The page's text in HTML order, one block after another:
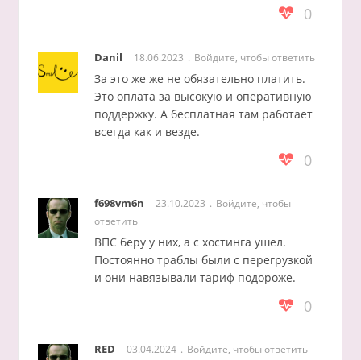
0
Danil 18.06.2023 Войдите, чтобы ответить
За это же же не обязательно платить.
Это оплата за высокую и оперативную
поддержку. А бесплатная там работает
всегда как и везде.
0
f698vm6n 23.10.2023
Войдите, чтобы
ответить
ВПС беру у них, а с хостинга ушел.
Постоянно траблы были с перегрузкой
и они навязывали тариф подороже.
0
RED 03.04.2024 Войдите, чтобы ответить